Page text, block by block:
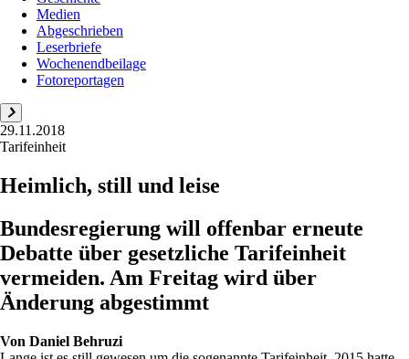
Medien
Abgeschrieben
Leserbriefe
Wochenendbeilage
Fotoreportagen
29.11.2018
Tarifeinheit
Heimlich, still und leise
Bundesregierung will offenbar erneute
Debatte über gesetzliche Tarifeinheit
vermeiden. Am Freitag wird über
Änderung abgestimmt
Von Daniel Behruzi